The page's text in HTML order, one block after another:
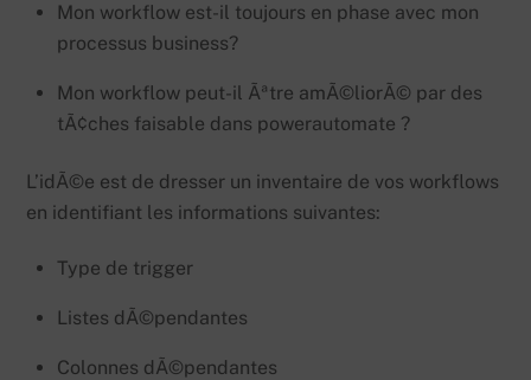
Mon workflow est-il toujours en phase avec mon
processus business?
Mon workflow peut-il Ãªtre amÃ©liorÃ© par des
tÃ¢ches faisable dans powerautomate ?
L’idÃ©e est de dresser un inventaire de vos workflows
en identifiant les informations suivantes:
Type de trigger
Listes dÃ©pendantes
Colonnes dÃ©pendantes